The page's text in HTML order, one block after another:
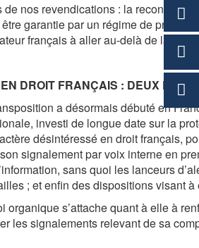
de nos revendications : la
être garantie par un régime de
français à aller au-delà de la
DROIT FRANÇAIS : DEUX
a désormais débuté en
investi de longue date sur la
désintéressé en droit français,
signalement par voix interne en
sans quoi les lanceurs
; et enfin des dispositions visant
organique s’attache quant à elle à
les signalements relevant de sa